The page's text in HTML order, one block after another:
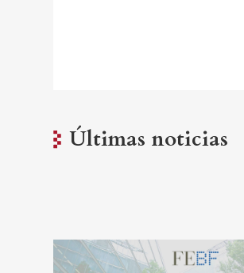
Últimas noticias